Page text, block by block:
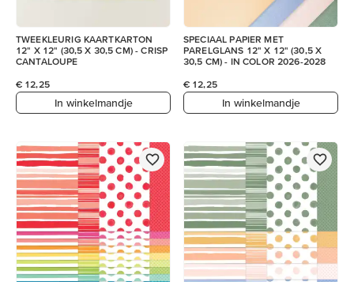
TWEEKLEURIG KAARTKARTON
12" X 12" (30,5 X 30,5 CM) - CRISP
CANTALOUPE
€ 12,25
In winkelmandje
SPECIAAL PAPIER MET
PARELGLANS 12" X 12" (30,5 X
30,5 CM) - IN COLOR 2026-2028
€ 12,25
In winkelmandje